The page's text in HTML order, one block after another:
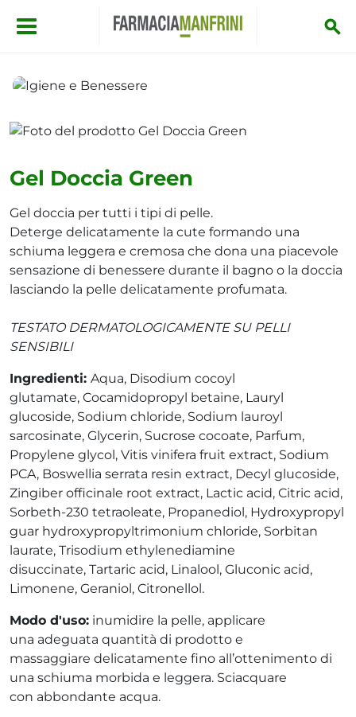
Gel Doccia Green
Gel doccia per tutti i tipi di pelle.
Deterge delicatamente la cute formando una
schiuma leggera e cremosa che dona una piacevole
sensazione di benessere durante il bagno o la doccia
lasciando la pelle delicatamente profumata.
TESTATO DERMATOLOGICAMENTE SU PELLI
SENSIBILI
Ingredienti: Aqua, Disodium cocoyl
glutamate, Cocamidopropyl betaine, Lauryl
glucoside, Sodium chloride, Sodium lauroyl
sarcosinate, Glycerin, Sucrose cocoate, Parfum,
Propylene glycol, Vitis vinifera fruit extract, Sodium
PCA, Boswellia serrata resin extract, Decyl glucoside,
Zingiber officinale root extract, Lactic acid, Citric acid,
Sorbeth-230 tetraoleate, Propanediol, Hydroxypropyl
guar hydroxypropyltrimonium chloride, Sorbitan
laurate, Trisodium ethylenediamine
disuccinate, Tartaric acid, Linalool, Gluconic acid,
Limonene, Geraniol, Citronellol.
Modo d'uso: inumidire la pelle, applicare
una adeguata quantità di prodotto e
massaggiare delicatamente fino all’ottenimento di
una schiuma morbida e leggera. Sciacquare
con abbondante acqua.